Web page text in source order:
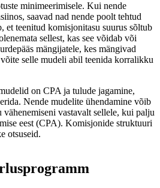
minimeerimisele. Kui nende
saavad nad nende poolt tehtud
et teenitud komisjonitasu suurus sõltub
sellest, kas see võidab või
mängijatele, kes mängivad
selle mudeli abil teenida korralikku
on CPA ja tulude jagamine,
Nende mudelite ühendamine võib
vastavalt sellele, kui palju
eest (CPA). Komisjonide struktuuri
otsuseid.